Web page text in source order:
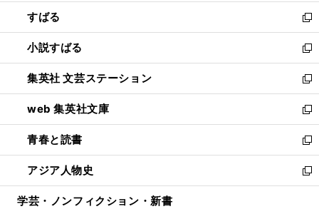
く
で
開
く
ン
ド
ウ
で
開
く
すばる
新
し
い
ウ
ィ
ン
ド
ウ
で
開
く
小説すばる
新
し
い
ウ
ィ
ン
ド
ウ
で
開
集英社 文芸ステーション
新
し
い
ウ
ィ
ン
ド
ウ
web 集英社文庫
新
し
い
ウ
ィ
ン
青春と読書
新
し
い
ウ
アジア人物史
新
し
学芸・ノンフィクション・新書